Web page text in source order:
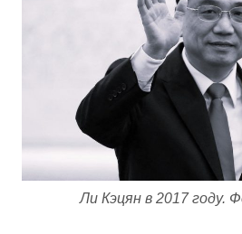
Ли Кэцян в 2017 году.